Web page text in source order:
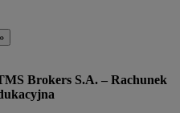
Brokers S.A. – Rachunek